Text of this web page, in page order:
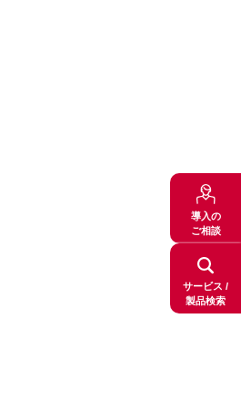
導入の
ご相談
サービス /
製品検索